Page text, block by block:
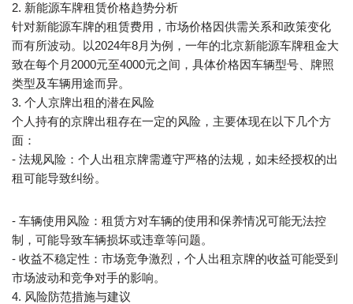
2. 新能源车牌租赁价格趋势分析
针对新能源车牌的租赁费用，市场价格因供需关系和政策变化
而有所波动。以2024年8月为例，一年的北京新能源车牌租金大
致在每个月2000元至4000元之间，具体价格因车辆型号、牌照
类型及车辆用途而异。
3. 个人京牌出租的潜在风险
个人持有的京牌出租存在一定的风险，主要体现在以下几个方
面：
- 法规风险：个人出租京牌需遵守严格的法规，如未经授权的出
租可能导致纠纷。
- 车辆使用风险：租赁方对车辆的使用和保养情况可能无法控
制，可能导致车辆损坏或违章等问题。
- 收益不稳定性：市场竞争激烈，个人出租京牌的收益可能受到
市场波动和竞争对手的影响。
4. 风险防范措施与建议